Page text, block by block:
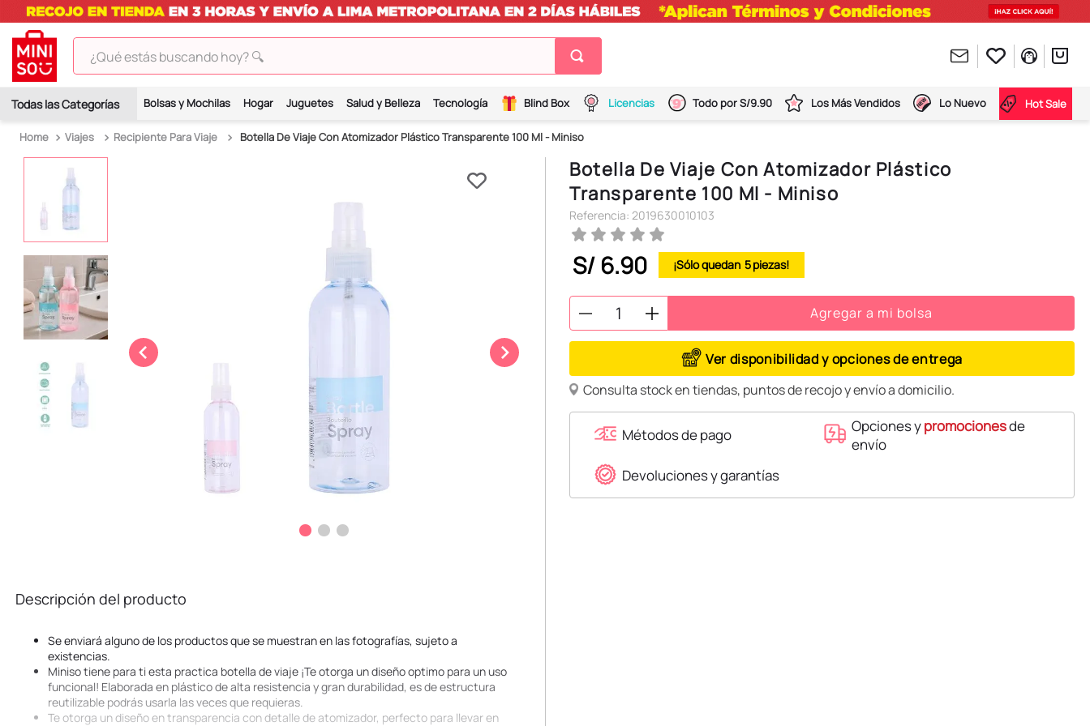
¿Qué estás buscando hoy? 🔍
Bolsas y Mochilas Hogar Juguetes Salud y Belleza Tecnología Blind Box Licencias Todo por S/9.90 Los Más Vendidos Lo Nuevo Hot Sale
Viajes Recipiente Para Viaje Botella De Viaje Con Atomizador Plástico Transparente 100 Ml - Miniso
Descripción del producto
Se enviará alguno de los productos que se muestran en las fotografías, sujeto a
existencias.
Miniso tiene para ti esta practica botella de viaje ¡Te otorga un diseño optimo para un uso
funcional! Elaborada en plástico de alta resistencia y gran durabilidad, es de estructura
reutilizable podrás usarla las veces que requieras.
Te otorga un diseño en transparencia con detalle de atomizador, perfecto para llevar en
Botella De Viaje Con Atomizador Plástico
Transparente 100 Ml - Miniso
Referencia: 2019630010103
S/ 6.90 5
Agregar a mi bolsa
Ver disponibilidad y opciones de entrega
Consulta stock en tiendas, puntos de recojo y envío a domicilio.
Métodos de pago Opciones ypromocionesde
envío
Devoluciones y garantías
2.
hello kitty